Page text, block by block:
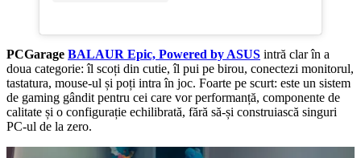
PCGarage BALAUR Epic, Powered by ASUS intră clar în a
doua categorie: îl scoți din cutie, îl pui pe birou, conectezi monitorul,
tastatura, mouse-ul și poți intra în joc. Foarte pe scurt: este un sistem
de gaming gândit pentru cei care vor performanță, componente de
calitate și o configurație echilibrată, fără să-și construiască singuri
PC-ul de la zero.